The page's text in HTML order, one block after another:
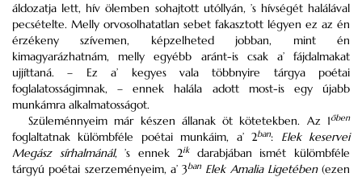
áldozatja lett, hív ölemben sohajtott utóllyán, ’s hívségét halálával
pecsételte. Melly orvosolhatatlan sebet fakasztott légyen ez az én
érzékeny szívemen, képzelheted jobban, mint én
kimagyarázhatnám, melly egyébb aránt-is csak a’ fájdalmakat
ujjíttaná. – Ez a’ kegyes vala többnyire tárgya poétai
foglalatosságimnak, – ennek halála adott most-is egy újabb
munkámra alkalmatosságot.
Szüleménnyeim már készen állanak öt kötetekben. Az 1őben
foglaltatnak külömbféle poétai munkáim, a’ 2ban: Elek keservei
Megász sírhalmánál, ’s ennek 2ikdarabjában ismét külömbféle
tárgyú poétai szerzeményeim, a’ 3ban Elek Amalia Ligetében(ezen